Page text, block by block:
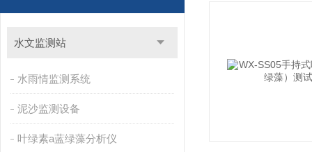
水文监测站
水雨情监测系统
泥沙监测设备
叶绿素a蓝绿藻分析仪